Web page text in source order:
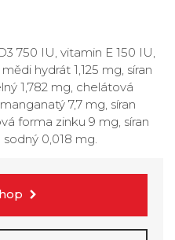
750 IU, vitamin E 150 IU,
hydrát 1,125 mg, síran
1,782 mg, chelátová
7,7 mg, síran
forma zinku 9 mg, síran
sodný 0,018 mg.